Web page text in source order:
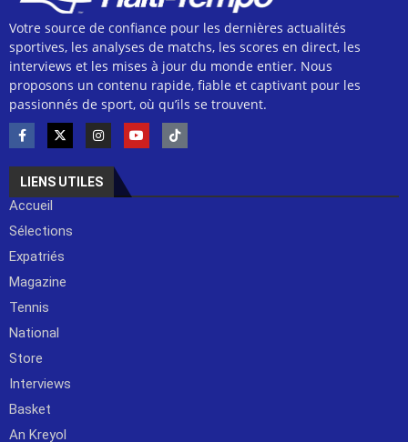
Votre source de confiance pour les dernières actualités
sportives, les analyses de matchs, les scores en direct, les
interviews et les mises à jour du monde entier. Nous
proposons un contenu rapide, fiable et captivant pour les
passionnés de sport, où qu’ils se trouvent.
LIENS UTILES
Accueil
Sélections
Expatriés
Magazine
Tennis
National
Store
Interviews
Basket
An Kreyol